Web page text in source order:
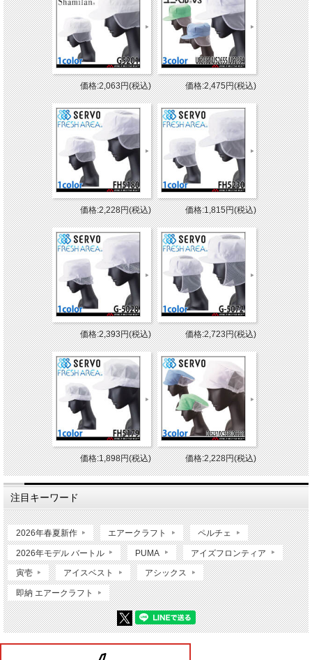
価格:2,063円(税込) 価格:2,475円(税込)
価格:2,228円(税込) 価格:1,815円(税込)
価格:2,393円(税込) 価格:2,723円(税込)
価格:1,898円(税込) 価格:2,228円(税込)
注目キーワード
2026年春夏新作 エアークラフト ペルチェ
2026年モデル バートル PUMA アイズフロンティア
寅壱 アイスベスト アシックス
即納 エアークラフト